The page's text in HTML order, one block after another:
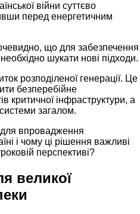
війни суттєво
перед енергетичним
що для забезпечення
шукати нові підходи.
розподіленої генерації. Це
безперебійне
критичної інфраструктури, а
загалом.
для впровадження
і чому ці рішення важливі
перспективі?
великої